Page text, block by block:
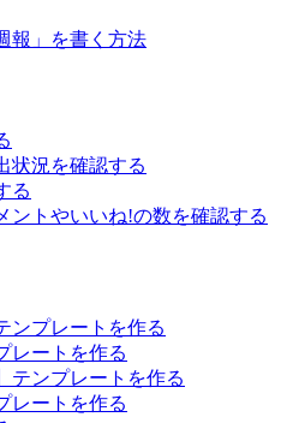
報」を書く方法
状況を確認する
る
ントやいいね!の数を確認する
ンプレートを作る
レートを作る
テンプレートを作る
レートを作る